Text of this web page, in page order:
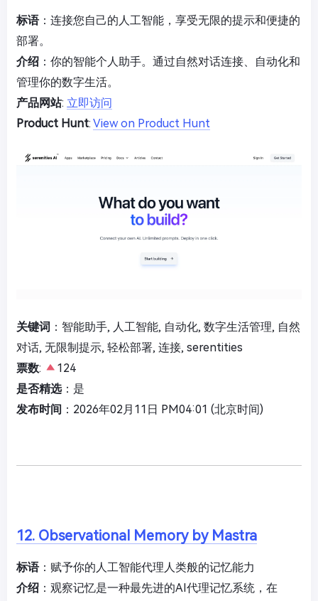
标语：连接您自己的人工智能，享受无限的提示和便捷的
部署。
介绍 ：你的智能个人助手。通过自然对话连接、自动化和
管理你的数字生活。
产品网站: 立即访问
Product Hunt: View on Product Hunt
关键词 ：智能助手, 人工智能, 自动化, 数字生活管理, 自然
对话, 无限制提示, 轻松部署, 连接, serentities
票数:
124
是否精选：是
发布时间 ：2026年02月11日 PM04:01 (北京时间)
12. Observational Memory by Mastra
标语：赋予你的人工智能代理人类般的记忆能力
介绍 ：观察记忆是一种最先进的AI代理记忆系统，在